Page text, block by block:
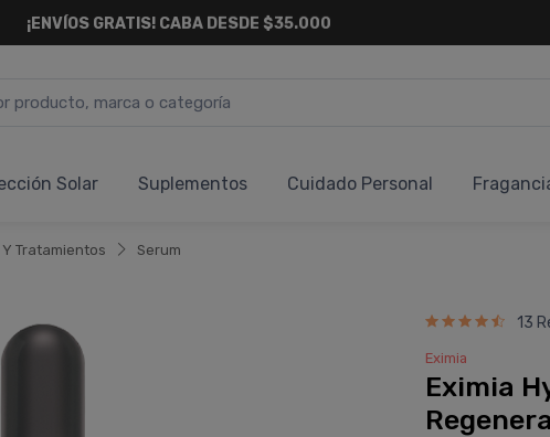
¡ENVÍOS GRATIS!CABA DESDE $35.000
Solar Suplementos Cuidado Personal
Tratamientos Serum
13
Eximia
Eximia